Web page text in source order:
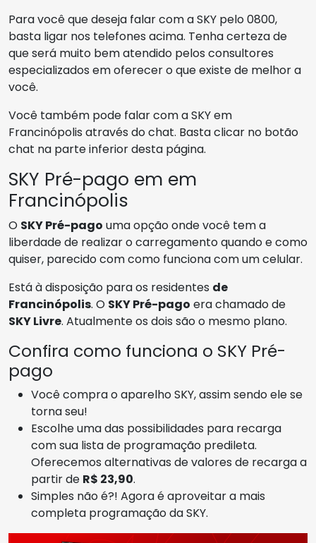
Para você que deseja falar com a SKY pelo 0800,
basta ligar nos telefones acima. Tenha certeza de
que será muito bem atendido pelos consultores
especializados em oferecer o que existe de melhor a
você.
Você também pode falar com a SKY em
Francinópolis através do chat. Basta clicar no botão
chat na parte inferior desta página.
SKY Pré-pago em em
Francinópolis
O SKY Pré-pago uma opção onde você tem a
liberdade de realizar o carregamento quando e como
quiser, parecido com como funciona com um celular.
Está à disposição para os residentes de
Francinópolis. O SKY Pré-pago era chamado de
SKY Livre. Atualmente os dois são o mesmo plano.
Confira como funciona o SKY Pré-
pago
Você compra o aparelho SKY, assim sendo ele se
torna seu!
Escolhe uma das possibilidades para recarga
com sua lista de programação predileta.
Oferecemos alternativas de valores de recarga a
partir de R$ 23,90.
Simples não é?! Agora é aproveitar a mais
completa programação da SKY.